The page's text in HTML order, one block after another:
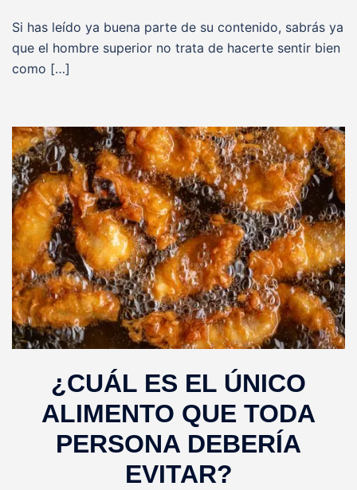
Si has leído ya buena parte de su contenido, sabrás ya
que el hombre superior no trata de hacerte sentir bien
como […]
¿CUÁL ES EL ÚNICO
ALIMENTO QUE TODA
PERSONA DEBERÍA
EVITAR?